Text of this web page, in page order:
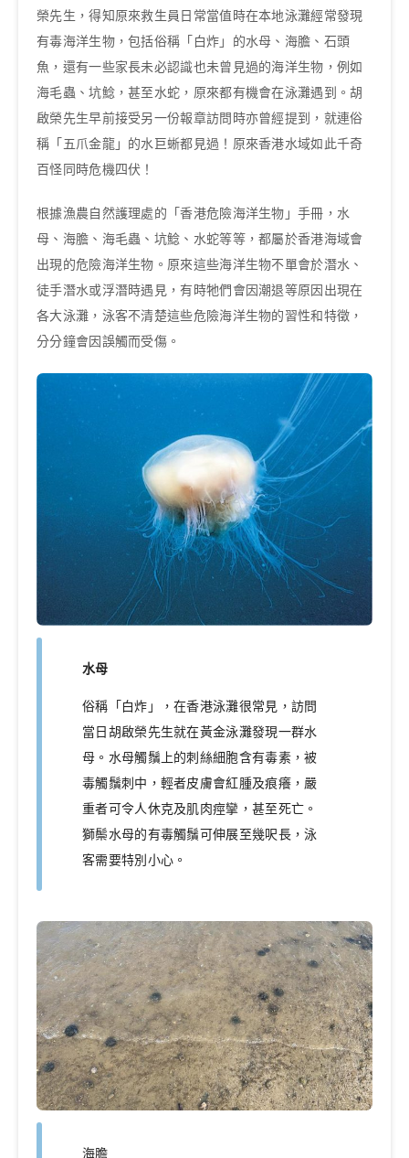
榮先生，得知原來救生員日常當值時在本地泳灘經常發現
有毒海洋生物，包括俗稱「白炸」的水母、海膽、石頭
魚，還有一些家長未必認識也未曾見過的海洋生物，例如
海毛蟲、坑鯰，甚至水蛇，原來都有機會在泳灘遇到。胡
啟榮先生早前接受另一份報章訪問時亦曾經提到，就連俗
稱「五爪金龍」的水巨蜥都見過！原來香港水域如此千奇
百怪同時危機四伏！
根據漁農自然護理處的「香港危險海洋生物」手冊，水
母、海膽、海毛蟲、坑鯰、水蛇等等，都屬於香港海域會
出現的危險海洋生物。原來這些海洋生物不單會於潛水、
徒手潛水或浮潛時遇見，有時牠們會因潮退等原因出現在
各大泳灘，泳客不清楚這些危險海洋生物的習性和特徵，
分分鐘會因誤觸而受傷。
水母
俗稱「白炸」，在香港泳灘很常見，訪問
當日胡啟榮先生就在黃金泳灘發現一群水
母。水母觸鬚上的刺絲細胞含有毒素，被
毒觸鬚刺中，輕者皮膚會紅腫及痕癢，嚴
重者可令人休克及肌肉痙攣，甚至死亡。
獅鬃水母的有毒觸鬚可伸展至幾呎長，泳
客需要特別小心。
海膽